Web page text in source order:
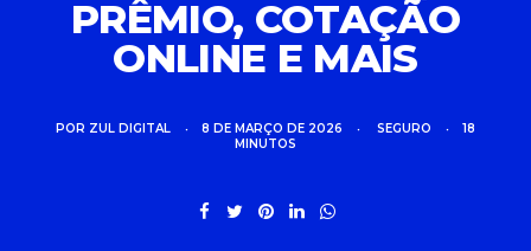
PRÊMIO, COTAÇÃO
ONLINE E MAIS
POR ZUL DIGITAL • 8 DE MARÇO DE 2026 • SEGURO •
18
MINUTOS